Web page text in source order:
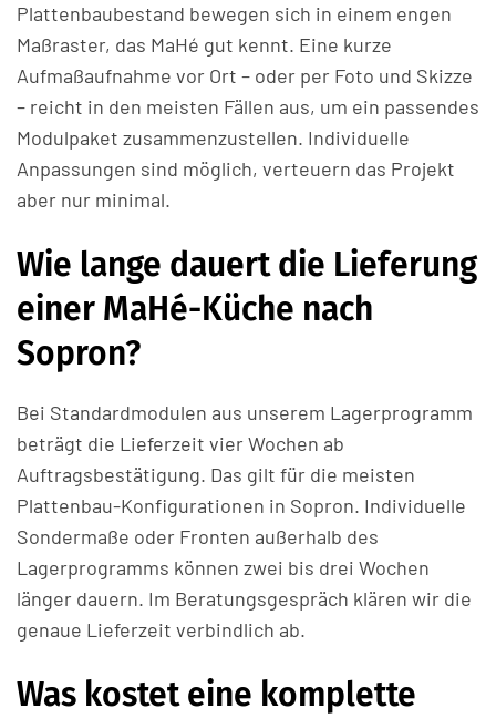
Plattenbaubestand bewegen sich in einem engen
Maßraster, das MaHé gut kennt. Eine kurze
Aufmaßaufnahme vor Ort – oder per Foto und Skizze
– reicht in den meisten Fällen aus, um ein passendes
Modulpaket zusammenzustellen. Individuelle
Anpassungen sind möglich, verteuern das Projekt
aber nur minimal.
Wie lange dauert die Lieferung
einer MaHé-Küche nach
Sopron?
Bei Standardmodulen aus unserem Lagerprogramm
beträgt die Lieferzeit vier Wochen ab
Auftragsbestätigung. Das gilt für die meisten
Plattenbau-Konfigurationen in Sopron. Individuelle
Sondermaße oder Fronten außerhalb des
Lagerprogramms können zwei bis drei Wochen
länger dauern. Im Beratungsgespräch klären wir die
genaue Lieferzeit verbindlich ab.
Was kostet eine komplette